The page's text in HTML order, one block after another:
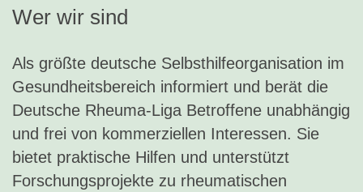
Wer wir sind
Als größte deutsche Selbsthilfeorganisation im
Gesundheitsbereich informiert und berät die
Deutsche Rheuma-Liga Betroffene unabhängig
und frei von kommerziellen Interessen. Sie
bietet praktische Hilfen und unterstützt
Forschungsprojekte zu rheumatischen